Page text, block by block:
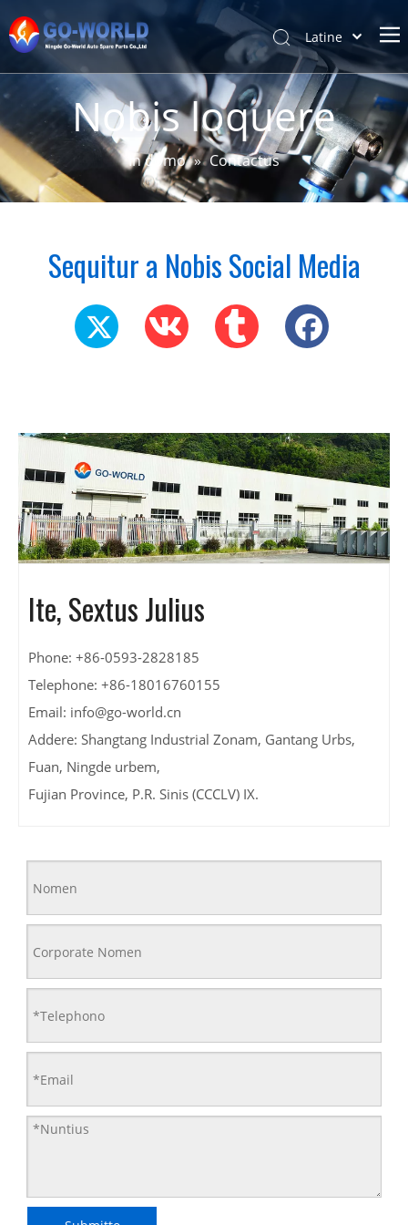
Home
Products
Service & Customization
Support
Latine
Português
Español
Pусский
Français
简体中文
English
Nobis loquere
In domo » Contactus
Sequitur a Nobis Social Media
Ite, Sextus Julius
Phone: +86-0593-2828185
Telephone: +86-18016760155
Email: info@go-world.cn
Addere: Shangtang Industrial Zonam, Gantang Urbs,
Fuan, Ningde urbem,
Fujian Province, P.R. Sinis (CCCLV) IX.